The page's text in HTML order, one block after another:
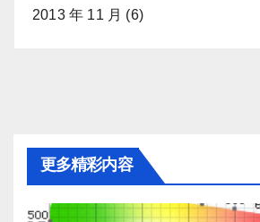
2013 年 11 月 (6)
更多精彩内容